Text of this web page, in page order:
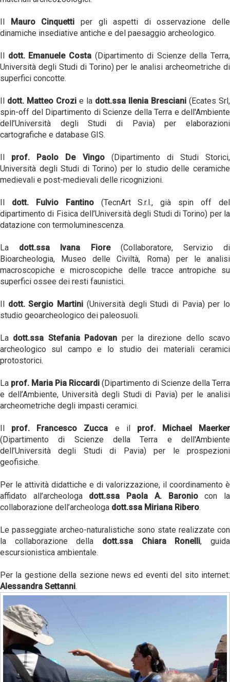
Mauro Cinquetti per gli aspetti di osservazione delle
dinamiche insediative antiche e del paesaggio archeologico.
dott. Emanuele Costa (Dipartimento di Scienze della Terra,
Università degli Studi di Torino) per le analisi archeometriche di
superfici concotte.
dott. Matteo Crozi e la dott.ssa Ilenia Bresciani (Ecates Srl,
spin-off del Dipartimento di Scienze della Terra e dell'Ambiente
dell’Università degli Studi di Pavia) per elaborazioni
cartografiche e database GIS.
prof. Paolo De Vingo (Dipartimento di Studi Storici,
Università degli Studi di Torino) per lo studio delle ceramiche
medievali e post-medievali delle ricognizioni.
dott. Fulvio Fantino(TecnArt S.r.l., già spin off del
dipartimento di Fisica dell’Università degli Studi di Torino) per la
datazione con termoluminescenza.
La dott.ssa Ivana Fiore(Collaboratore, Servizio di
Bioarcheologia, Museo delle Civiltà, Roma) per le analisi
macroscopiche e microscopiche delle tracce antropiche su
superfici ossee dei resti faunistici.
dott. Sergio Martini (Università degli Studi di Pavia) per lo
studio geoarcheologico dei paleosuoli.
La dott.ssa Stefania Padovan per la direzione dello scavo
archeologico sul campo e lo studio dei materiali ceramici
protostorici.
La prof. Maria Pia Riccardi (Dipartimento di Scienze della Terra
e dell’Ambiente, Università degli Studi di Pavia) per le analisi
archeometriche degli impasti ceramici.
prof. Francesco Zucca e il prof. Michael Maerker
(Dipartimento di Scienze della Terra e dell'Ambiente
dell’Università degli Studi di Pavia) per le prospezioni
geofisiche.
Per le attività didattiche e di valorizzazione, il coordinamento è
affidato all’archeologa dott.ssa Paola A. Baroniocon la
collaborazione dell’archeologa dott.ssa Miriana Ribero.
Le passeggiate archeo-naturalistiche sono state realizzate con
la collaborazione della dott.ssa Chiara Ronelli, guida
escursionistica ambientale.
Per la gestione della sezione news ed eventi del sito internet:
Alessandra Settanni.